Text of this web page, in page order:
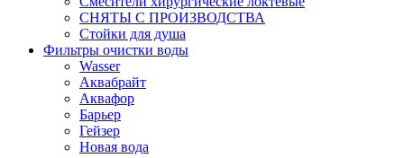
СНЯТЫ С ПРОИЗВОДСТВА
Стойки для душа
Фильтры очистки воды
Wasser
Аквабрайт
Аквафор
Барьер
Гейзер
Новая вода